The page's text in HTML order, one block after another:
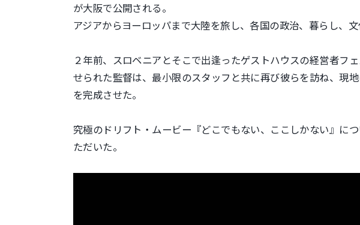
が大阪で公開される。
アジアからヨーロッパまで大陸を旅し、各国の政治、暮らし、文
２年前、スロベニアとそこで出逢ったゲストハウスの経営者フ
せられた監督は、最小限のスタッフと共に再び彼らを訪ね、現
を完成させた。
究極のドリフト・ムービー『どこでもない、ここしかない』に
ただいた。